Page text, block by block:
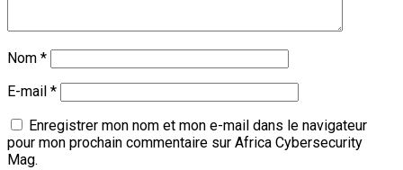
Nom *
E-mail *
Enregistrer mon nom et mon e-mail dans le navigateur
pour mon prochain commentaire sur Africa Cybersecurity
Mag.